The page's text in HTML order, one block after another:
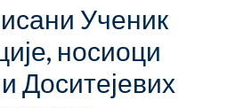
Ученик
носиоци
Доситејевих